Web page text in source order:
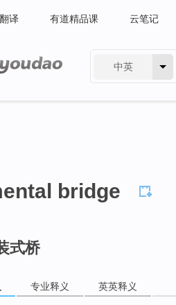
翻译 有道精品课 云笔记
中英
bridge
式桥
专业释义 英英释义